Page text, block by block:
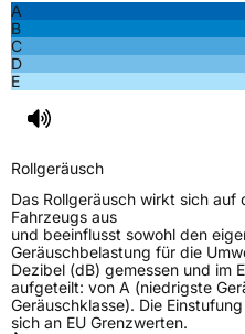
A
B
C
D
E
Rollgeräusch
Das Rollgeräusch wirkt sich auf
Fahrzeugs aus
und beeinflusst sowohl den
Geräuschbelastung für die
Dezibel (dB) gemessen und im
aufgeteilt: von A (niedrigste
Geräuschklasse). Die
sich an EU Grenzwerten.